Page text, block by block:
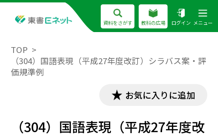
資料をさがす 教科の広場 ログイン メニュー
TOP
（304）国語表現（平成27年度改訂）シラバス案・評
価規準例
お気に入りに追加
（304）国語表現（平成27年度改